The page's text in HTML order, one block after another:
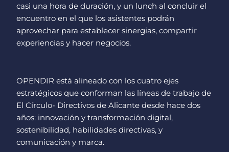
casi una hora de duración, y un lunch al concluir el
encuentro en el que los asistentes podrán
aprovechar para establecer sinergias, compartir
experiencias y hacer negocios.
OPENDIR está alineado con los cuatro ejes
estratégicos que conforman las líneas de trabajo de
El Círculo- Directivos de Alicante desde hace dos
años: innovación y transformación digital,
sostenibilidad, habilidades directivas, y
comunicación y marca.